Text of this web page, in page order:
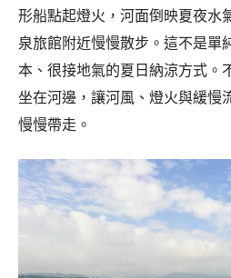
形船點起燈火，河面倒映夏夜水
泉旅館附近慢慢散步。這不是單
本、很接地氣的夏日納涼方式。
坐在河邊，讓河風、燈火與緩慢
慢慢帶走。